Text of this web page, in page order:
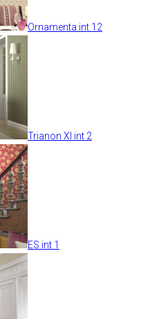
Ornamenta int 12
Trianon XI int 2
ES int 1